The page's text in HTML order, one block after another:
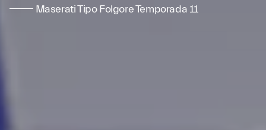
Maserati Tipo Folgore Temporada 11